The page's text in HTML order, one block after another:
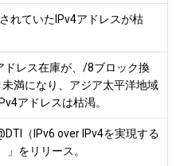
れていたIPv4アドレスが枯
ドレス在庫が、/8ブロック換
満になり、アジア太平洋地域
アドレスは枯渇。
（IPv6 over IPv4を実現する
」をリリース。